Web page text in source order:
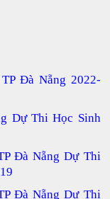
Đà Nẵng 2022-
Dự Thi Học Sinh
Đà Nẵng Dự Thi
Đà Nẵng Dự Thi